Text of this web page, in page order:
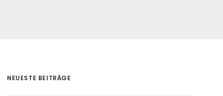
NEUESTE BEITRÄGE